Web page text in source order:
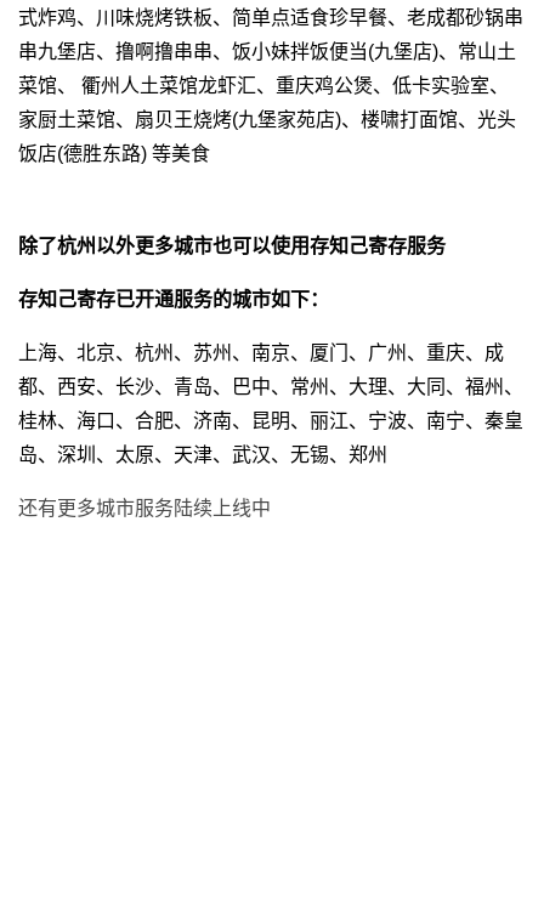
式炸鸡、川味烧烤铁板、简单点适食珍早餐、老成都砂锅串
串九堡店、撸啊撸串串、饭小妹拌饭便当(九堡店)、常山土
菜馆、 衢州人土菜馆龙虾汇、重庆鸡公煲、低卡实验室、
家厨土菜馆、扇贝王烧烤(九堡家苑店)、楼啸打面馆、光头
饭店(德胜东路) 等美食
除了杭州以外更多城市也可以使用存知己寄存服务
存知己寄存已开通服务的城市如下：
上海、北京、杭州、苏州、南京、厦门、广州、重庆、成
都、西安、长沙、青岛、巴中、常州、大理、大同、福州、
桂林、海口、合肥、济南、昆明、丽江、宁波、南宁、秦皇
岛、深圳、太原、天津、武汉、无锡、郑州
还有更多城市服务陆续上线中